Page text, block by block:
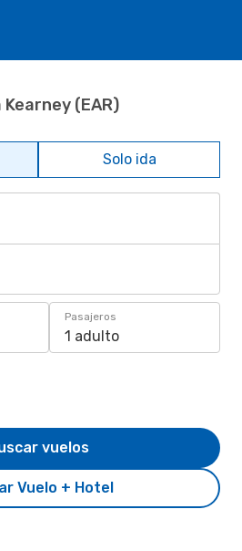
(EAR)
Solo ida
Pasajeros
1 adulto
Vuelo + Hotel
vuelos